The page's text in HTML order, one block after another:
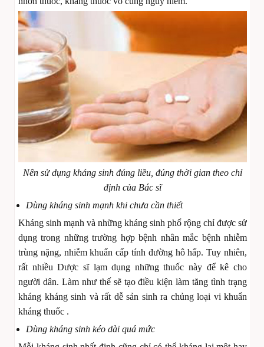
Nên sử dụng kháng sinh đúng liều, đúng thời gian theo chỉ
định của Bác sĩ
Dùng kháng sinh mạnh khi chưa cần thiết
Kháng sinh mạnh và những kháng sinh phổ rộng chỉ được sử
dụng trong những trường hợp bệnh nhân mắc bệnh nhiễm
trùng nặng, nhiễm khuẩn cấp tính đường hô hấp. Tuy nhiên,
rất nhiều Dược sĩ lạm dụng những thuốc này để kê cho
người dân. Làm như thế sẽ tạo điều kiện làm tăng tình trạng
kháng kháng sinh và rất dễ sản sinh ra chủng loại vi khuẩn
kháng thuốc .
Dùng kháng sinh kéo dài quá mức